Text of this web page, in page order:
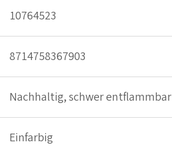
10764523
8714758367903
Nachhaltig, schwer entflammbar
Einfarbig